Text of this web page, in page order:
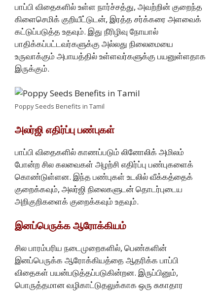
பாப்பி விதைகளில் உள்ள நார்ச்சத்து, அவற்றின் குறைந்த
கிளைசெமிக் குறியீட்டுடன், இரத்த சர்க்கரை அளவைக்
கட்டுப்படுத்த உதவும். இது நீரிழிவு நோயால்
பாதிக்கப்பட்டவர்களுக்கு அல்லது நிலைமையை
உருவாக்கும் அபாயத்தில் உள்ளவர்களுக்கு பயனுள்ளதாக
இருக்கும்.
Poppy Seeds Benefits in Tamil
அலர்ஜி எதிர்ப்பு பண்புகள்
பாப்பி விதைகளில் காணப்படும் லினோலிக் அமிலம்
போன்ற சில கலவைகள் அழற்சி எதிர்ப்பு பண்புகளைக்
கொண்டுள்ளன. இந்த பண்புகள் உடலில் வீக்கத்தைக்
குறைக்கவும், அலர்ஜி நிலைகளுடன் தொடர்புடைய
அறிகுறிகளைக் குறைக்கவும் உதவும்.
இனப்பெருக்க ஆரோக்கியம்
சில பாரம்பரிய நடைமுறைகளில், பெண்களின்
இனப்பெருக்க ஆரோக்கியத்தை ஆதரிக்க பாப்பி
விதைகள் பயன்படுத்தப்படுகின்றன. இருப்பினும்,
பொருத்தமான வழிகாட்டுதலுக்காக ஒரு சுகாதார